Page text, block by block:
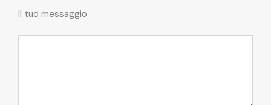
Il tuo messaggio